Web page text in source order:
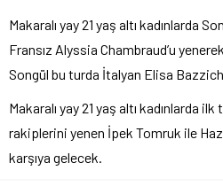
Makaralı yay 21 yaş altı kadınlarda
Fransız Alyssia Chambraud’u
Songül bu turda İtalyan Elisa
Makaralı yay 21 yaş altı kadınlarda
rakiplerini yenen İpek Tomruk ile
karşıya gelecek.